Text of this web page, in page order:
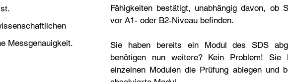
Messgenauigkeit.
Fähigkeiten bestätigt, unabhängig davon, ob
vor A1- oder B2-Niveau befinden.
Sie haben bereits ein Modul des SDS
benötigen nun weitere? Kein Problem! Sie
einzelnen Modulen die Prüfung ablegen und